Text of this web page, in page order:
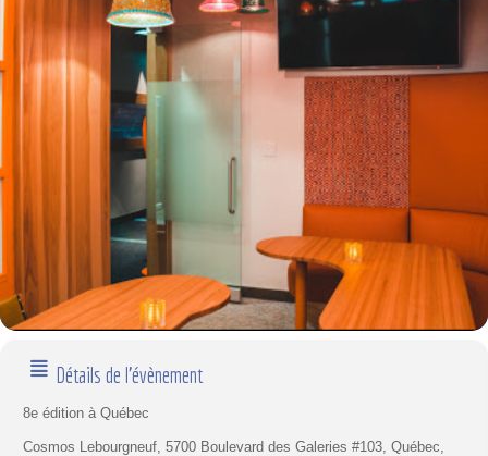
Détails de l'évènement
8e édition à Québec
Cosmos Lebourgneuf, 5700 Boulevard des Galeries #103, Québec,